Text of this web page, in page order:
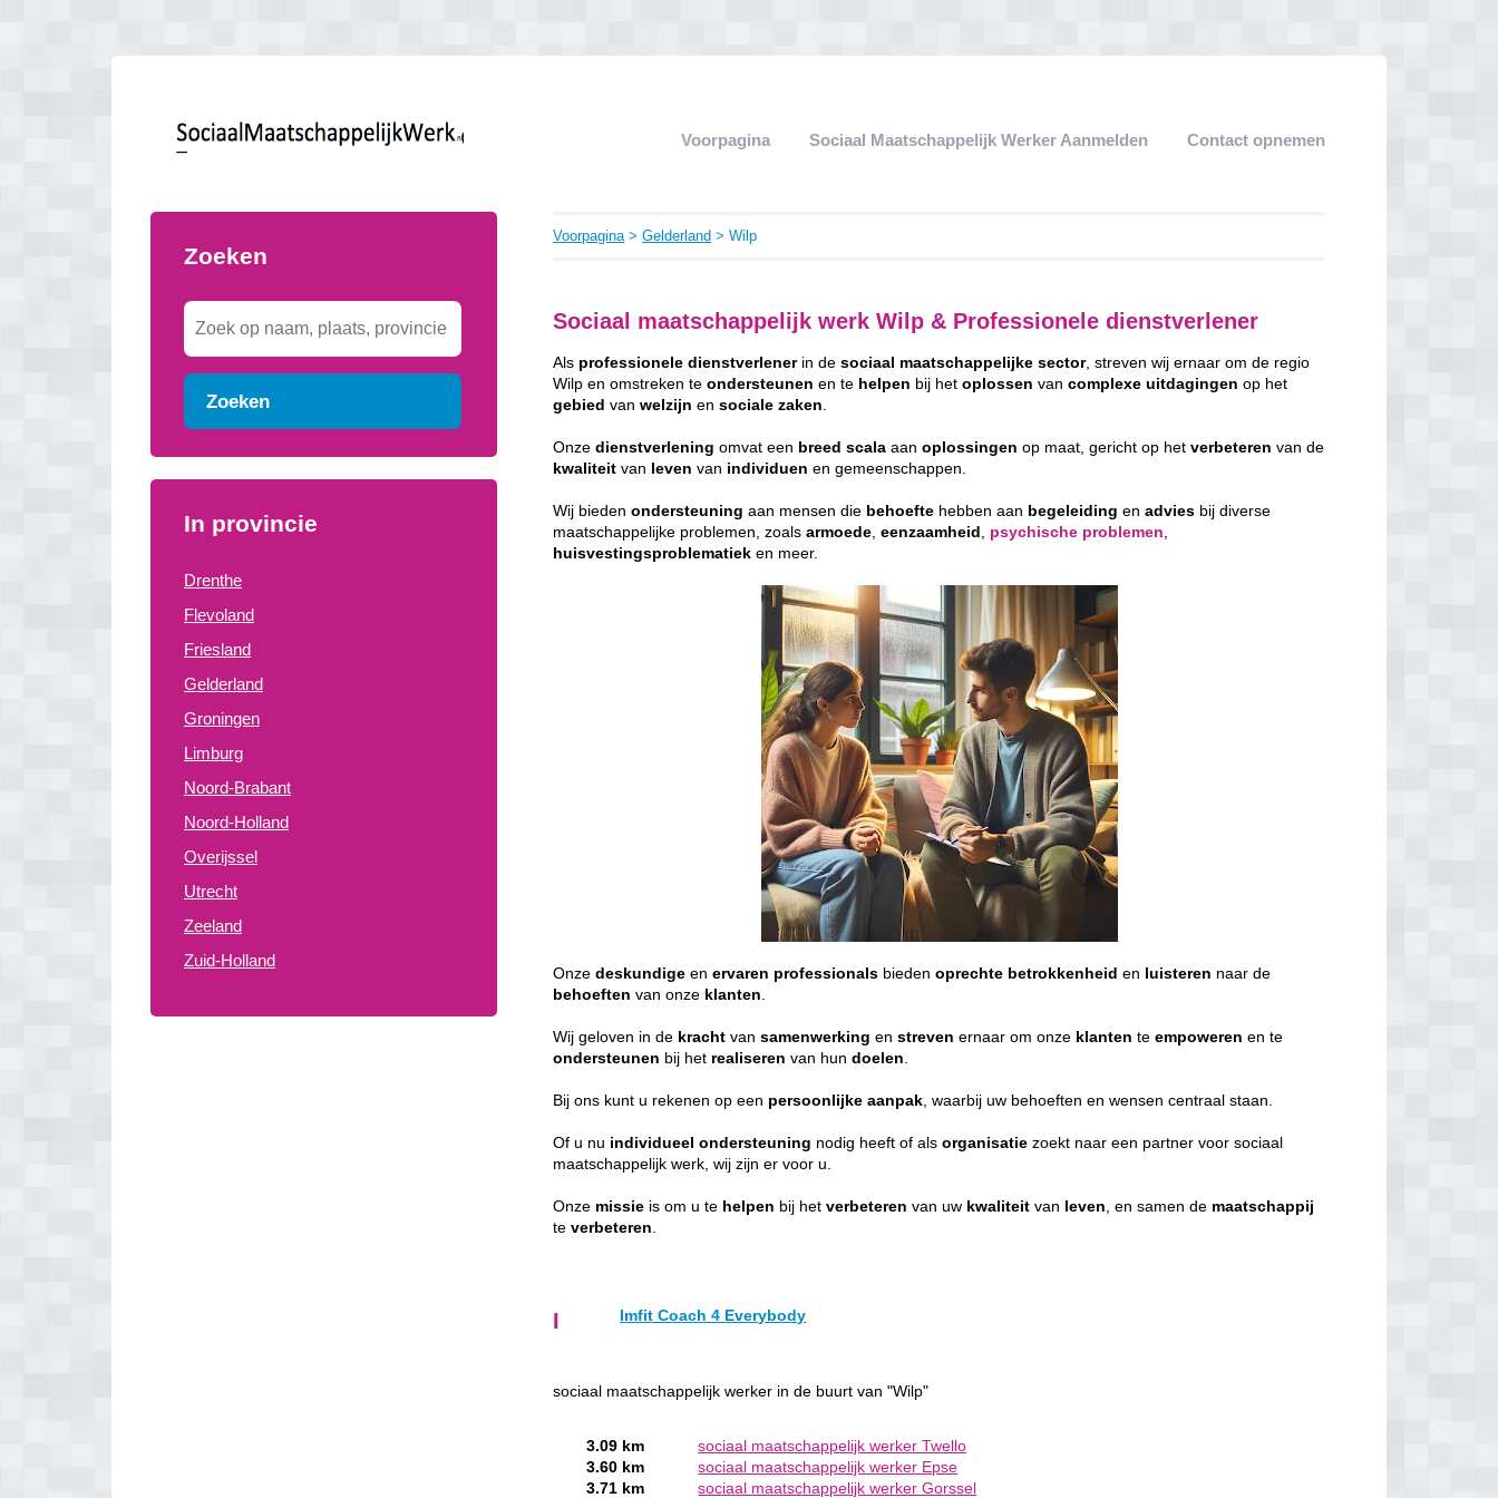
Voorpagina Sociaal Maatschappelijk Werker Aanmelden Contact opnemen
Zoeken
Zoeken
In provincie
Drenthe
Flevoland
Friesland
Gelderland
Groningen
Limburg
Noord-Brabant
Noord-Holland
Overijssel
Utrecht
Zeeland
Zuid-Holland
Voorpagina>Gelderland > Wilp
Sociaal maatschappelijk werk Wilp & Professionele dienstverlener
Als professionele dienstverlenerin desociaal maatschappelijke sector, streven wij ernaar om de regio
Wilp en omstreken teondersteunen en te helpen bij hetoplossen vancomplexe uitdagingen op het
gebied vanwelzijn ensociale zaken
Onzedienstverlening omvat een breed scala aanoplossingen op maat, gericht op hetverbeteren van de
kwaliteit van leven van individuen en gemeenschappen.
Wij biedenondersteuning aan mensen die behoefte hebben aan begeleiding enadvies bij diverse
maatschappelijke problemen, zoalsarmoede ,eenzaamheid psychische problemen
huisvestingsproblematiek en meer.
Onzedeskundige enervaren professionals biedenoprechte betrokkenheid en luisteren naar de
behoeften van onze klanten
Wij geloven in de kracht vansamenwerking enstreven ernaar om onze klanten teempoweren en te
ondersteunen bij het realiseren van hundoelen
Bij ons kunt u rekenen op een persoonlijke aanpak , waarbij uw behoeften en wensen centraal staan.
Of u nu individueel ondersteuning nodig heeft of alsorganisatie zoekt naar een partner voor sociaal
maatschappelijk werk, wij zijn er voor u.
Onze missie is om u te helpen bij hetverbeteren van uw kwaliteit van leven , en samen de maatschappij
teverbeteren
I Imfit Coach 4 Everybody
sociaal maatschappelijk werker in de buurt van "Wilp"
3.09 km
sociaal maatschappelijk werker Twello
3.60 km
sociaal maatschappelijk werker Epse
3.71 km
sociaal maatschappelijk werker Gorssel